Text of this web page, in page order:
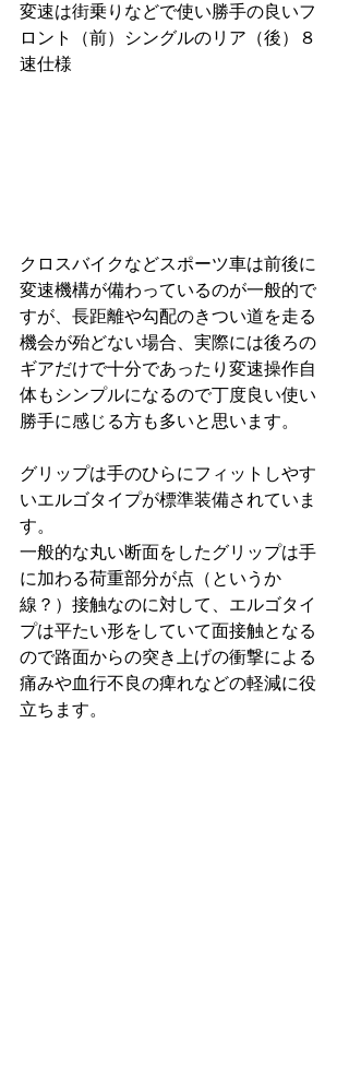
変速は街乗りなどで使い勝手の良いフ
ロント（前）シングルのリア（後）８
速仕様
クロスバイクなどスポーツ車は前後に
変速機構が備わっているのが一般的で
すが、長距離や勾配のきつい道を走る
機会が殆どない場合、実際には後ろの
ギアだけで十分であったり変速操作自
体もシンプルになるので丁度良い使い
勝手に感じる方も多いと思います。
グリップは手のひらにフィットしやす
いエルゴタイプが標準装備されていま
す。
一般的な丸い断面をしたグリップは手
に加わる荷重部分が点（というか
線？）接触なのに対して、エルゴタイ
プは平たい形をしていて面接触となる
ので路面からの突き上げの衝撃による
痛みや血行不良の痺れなどの軽減に役
立ちます。